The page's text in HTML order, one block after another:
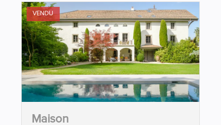
VENDU
Maison